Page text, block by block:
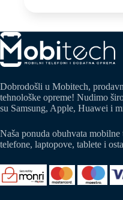
Dobrodošli u Mobitech,
tehnološke opreme! Nudimo
su Samsung, Apple, Huawei i
Naša ponuda obuhvata
telefone, laptopove, tablete i